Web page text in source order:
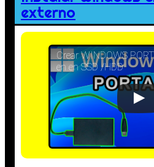
externo
Crear WINDOWS
en en SSD /HDD